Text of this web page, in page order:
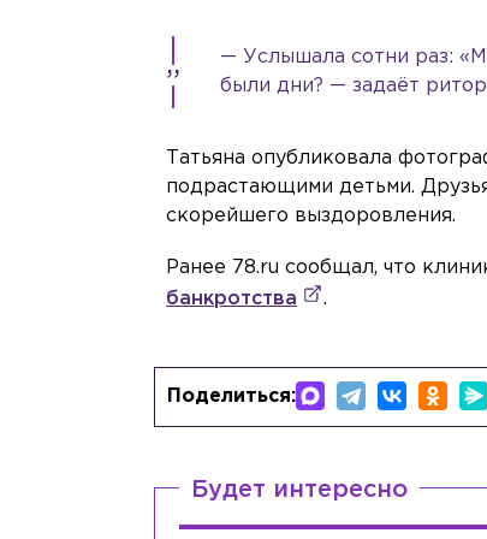
— Услышала сотни раз:
были дни? — задаёт
Татьяна опубликовала
подрастающими детьми.
скорейшего выздоровления.
Ранее 78.ru сообщал, что
банкротства
.
Поделиться:
Будет интересно